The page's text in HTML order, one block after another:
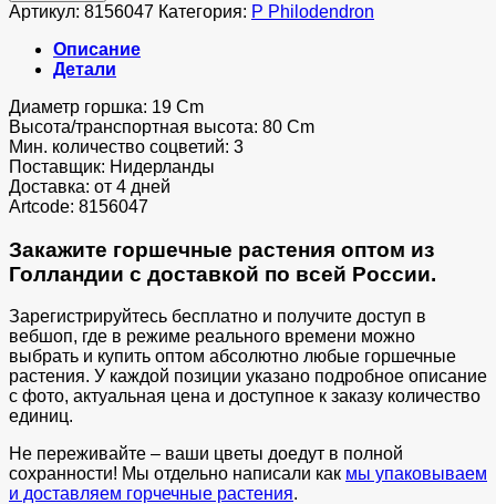
Артикул: 8156047 Категория: P Philodendron
Описание
Детали
Диаметр горшка: 19 Cm
Высота/транспортная высота: 80 Cm
Мин. количество соцветий: 3
Поставщик: Нидерланды
Доставка: от 4 дней
Artcode: 8156047
Закажите горшечные растения оптом из
Голландии с доставкой по всей России.
Зарегистрируйтесь бесплатно и получите доступ в
вебшоп, где в режиме реального времени можно
выбрать и купить оптом абсолютно любые горшечные
растения. У каждой позиции указано подробное описание
с фото, актуальная цена и доступное к заказу количество
единиц.
Не переживайте – ваши цветы доедут в полной
сохранности! Мы отдельно написали как мы упаковываем
и доставляем горчечные растения.